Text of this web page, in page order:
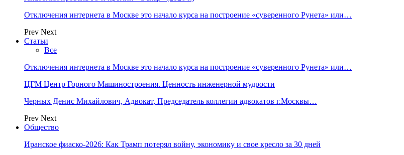
Отключения интернета в Москве это начало курса на построение «суверенного Рунета» или…
Prev Next
Статьи
Все
Отключения интернета в Москве это начало курса на построение «суверенного Рунета» или…
ЦГМ Центр Горного Машиностроения. Ценность инженерной мудрости
Черных Денис Михайлович, Адвокат, Председатель коллегии адвокатов г.Москвы…
Prev Next
Общество
Иранское фиаско-2026: Как Трамп потерял войну, экономику и свое кресло за 30 дней